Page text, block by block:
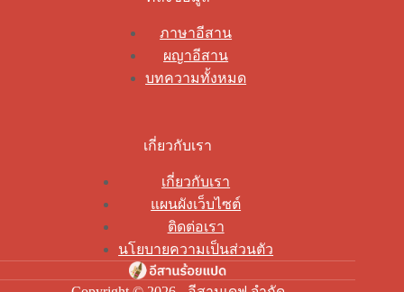
ภาษาอีสาน
ผญาอีสาน
บทความทั้งหมด
เกี่ยวกับเรา
เกี่ยวกับเรา
แผนผังเว็บไซต์
ติดต่อเรา
นโยบายความเป็นส่วนตัว